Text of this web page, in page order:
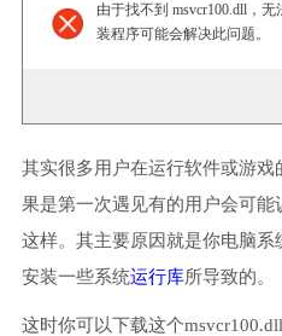
由于找不到 msvcr100.dll，
装程序可能会解决此问题。
其实很多用户在运行软件或游
果是第一次遇见有的用户会可
这样。其主要原因就是你电脑
安装一些系统运行库所导致的。
这时你可以下载这个